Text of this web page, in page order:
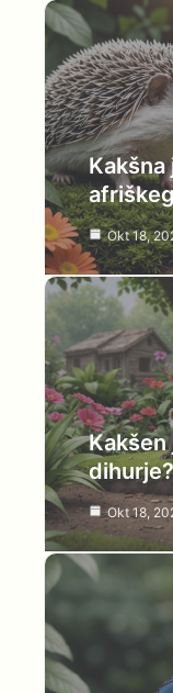
Kakšna
Okt 18,
dihurje?
Okt 18,